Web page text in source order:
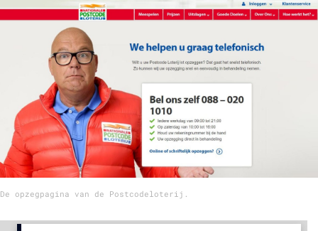
9 sept: GenAI-training
12 nov: MarketingLive!
Adverteren
Events
Opleidingen
De opzegpagina van de Postcodeloterij.